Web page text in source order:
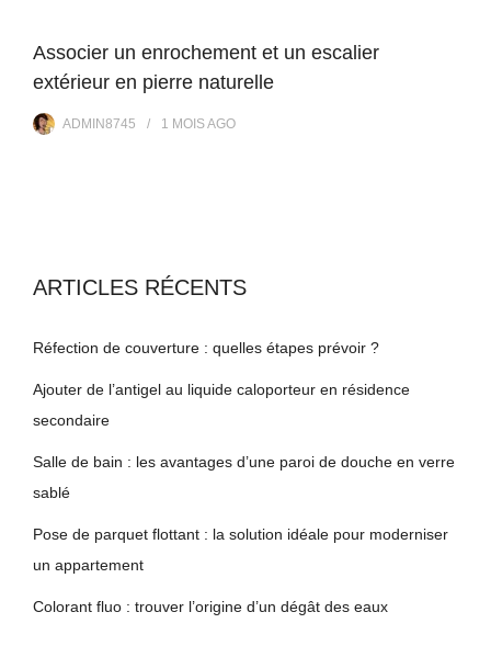
Associer un enrochement et un escalier
extérieur en pierre naturelle
ADMIN8745 1 MOISAGO
ARTICLES RÉCENTS
Réfection de couverture : quelles étapes prévoir ?
Ajouter de l’antigel au liquide caloporteur en résidence
secondaire
Salle de bain : les avantages d’une paroi de douche en verre
sablé
Pose de parquet flottant : la solution idéale pour moderniser
un appartement
Colorant fluo : trouver l’origine d’un dégât des eaux